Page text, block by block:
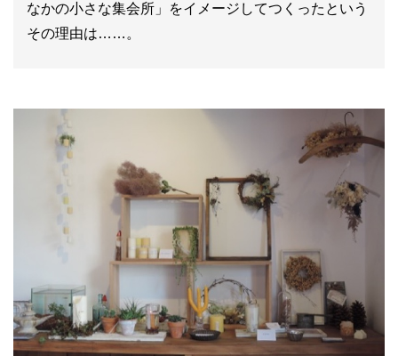
なかの小さな集会所」をイメージしてつくったという
その理由は……。